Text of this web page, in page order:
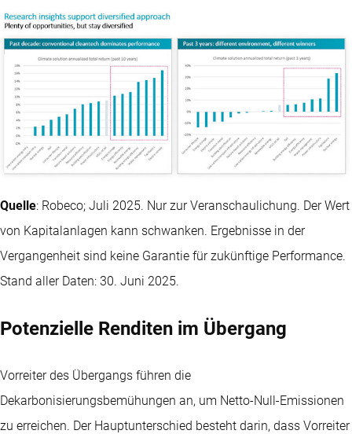
Quelle: Robeco; Juli 2025. Nur zur Veranschaulichung. Der Wert
von Kapitalanlagen kann schwanken. Ergebnisse in der
Vergangenheit sind keine Garantie für zukünftige Performance.
Stand aller Daten: 30. Juni 2025.
Potenzielle Renditen im Übergang
Vorreiter des Übergangs führen die
Dekarbonisierungsbemühungen an, um Netto-Null-Emissionen
zu erreichen. Der Hauptunterschied besteht darin, dass Vorreiter